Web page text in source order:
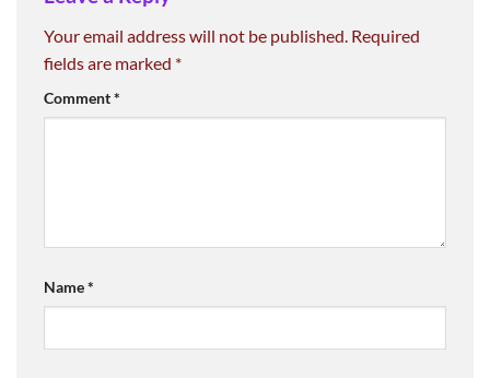
Your email address will not be published. Required
fields are marked *
Comment*
Name*